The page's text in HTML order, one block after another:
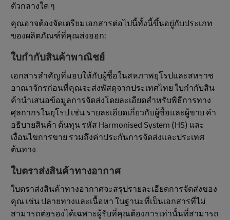
ตัวกลางใด ๆ
คุณอาจต้องจัดเตรียมเอกสารต่อไปนี้ทั้งนี้ขึ้นอยู่กับประเภท
ของผลิตภัณฑ์ที่คุณส่งออก:
ใบกํากับสินค้าพาณิชย์
เอกสารสําคัญที่มอบให้กับผู้ซื้อในสหภาพยุโรปและสหราช
อาณาจักรก่อนที่คุณจะส่งพัสดุจากประเทศไทย ใบกํากับสิน
ค้านําเสนอข้อมูลการจัดส่งโดยละเอียดสําหรับพิธีการทาง
ศุลกากรในยุโรป เช่น รายละเอียดเกี่ยวกับผู้ซื้อและผู้ขาย คํา
อธิบายสินค้า ต้นทุน รหัส Harmonised System (HS) และ
เงื่อนไขการขาย รวมถึงค่าประกันการจัดส่งและประเทศ
ต้นทาง
ใบตราส่งสินค้าทางอากาศ
ใบตราส่งสินค้าทางอากาศจะสรุปรายละเอียดการจัดส่งของ
คุณ เช่น ปลายทางและเนื้อหา ในฐานะที่เป็นเอกสารที่ไม่
สามารถต่อรองได้เฉพาะผู้รับที่คุณต้องการเท่านั้นที่สามารถ